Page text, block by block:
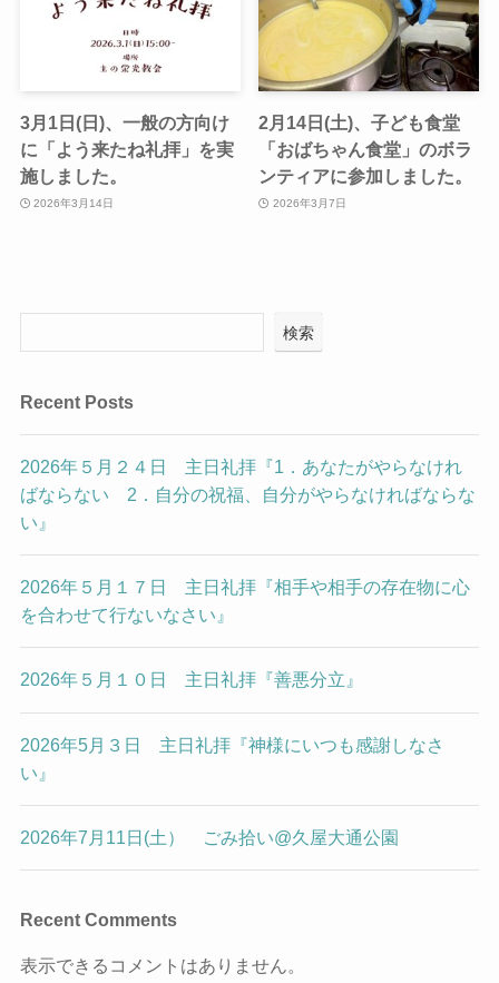
3月1日(日)、一般の方向け
に「よう来たね礼拝」を実
施しました。
2026年3月14日
2月14日(土)、子ども食堂
「おばちゃん食堂」のボラ
ンティアに参加しました。
2026年3月7日
検索
Recent Posts
2026年５月２４日 主日礼拝『1．あなたがやらなけれ
ばならない 2．自分の祝福、自分がやらなければならな
い』
2026年５月１７日 主日礼拝『相手や相手の存在物に心
を合わせて行ないなさい』
2026年５月１０日 主日礼拝『善悪分立』
2026年5月３日 主日礼拝『神様にいつも感謝しなさ
い』
2026年7月11日(土） ごみ拾い@久屋大通公園
Recent Comments
表示できるコメントはありません。